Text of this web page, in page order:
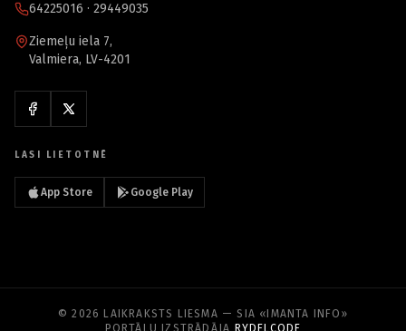
64225016 · 29449035
Ziemeļu iela 7,
Valmiera, LV-4201
LASI LIETOTNĒ
App Store Google Play
© 2026 LAIKRAKSTS LIESMA — SIA «IMANTA INFO»
PORTĀLU IZSTRĀDĀJA RYDELCODE